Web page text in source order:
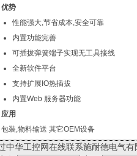
优势
性能强大,节省成本,安全可靠
内置功能完善
可插拔弹簧端子实现无工具接线
全新软件平台
支持扩展IO热插拔
内置Web 服务器功能
应用
,物料输送 其它OEM设备
中华工控网在线联系施耐德电气有